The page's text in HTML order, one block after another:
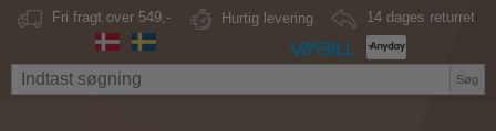
Fri fragt over 549,- Hurtig levering 14 dages returret
Søg